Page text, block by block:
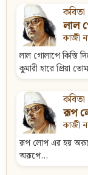
কবিতা
লাল
কাজী
লাল গোলাপে কিস্তি
কুমারী হারে প্রিয়া
কবিতা
রূপ
কাজী
রূপ লোপ এর হয়
অরূপে...